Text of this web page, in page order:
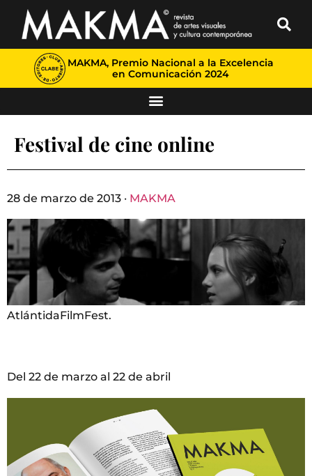
MAKMA, Premio Nacional a la Excelencia
en Comunicación 2024
Festival de cine online
28 de marzo de 2013 · MAKMA
AtlántidaFilmFest.
Del 22 de marzo al 22 de abril